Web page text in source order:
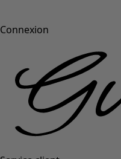
Connexion